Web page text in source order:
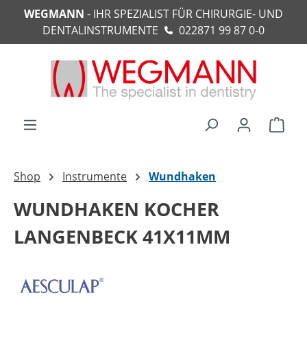
springen
WEGMANN - IHR SPEZIALIST FÜR CHIRURGIE- UND
DENTALINSTRUMENTE
022871 99 87 0-0
Shop Instrumente Wundhaken
WUNDHAKEN KOCHER
LANGENBECK 41X11MM